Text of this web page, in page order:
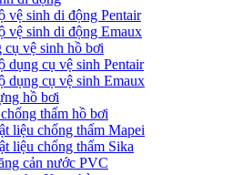
vệ sinh di động Pentair
vệ sinh di động Emaux
cụ vệ sinh hồ bơi
dụng cụ vệ sinh Pentair
dụng cụ vệ sinh Emaux
hồ bơi
thấm hồ bơi
liệu chống thấm Mapei
liệu chống thấm Sika
cản nước PVC